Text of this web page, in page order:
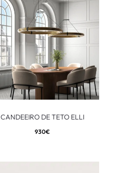
CANDEEIRO DE TETO ELLI
930€